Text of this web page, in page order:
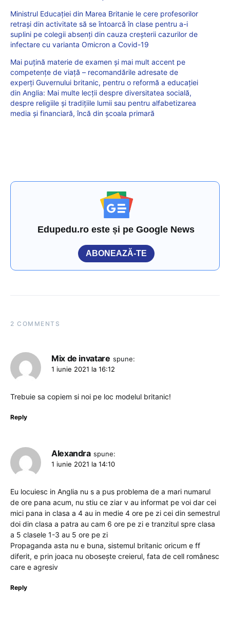
Ministrul Educației din Marea Britanie le cere profesorilor
retrași din activitate să se întoarcă în clase pentru a-i
suplini pe colegii absenți din cauza creșterii cazurilor de
infectare cu varianta Omicron a Covid-19
Mai puțină materie de examen și mai mult accent pe
competențe de viață – recomandările adresate de
experți Guvernului britanic, pentru o reformă a educației
din Anglia: Mai multe lecții despre diversitatea socială,
despre religiile și tradițiile lumii sau pentru alfabetizarea
media și financiară, încă din școala primară
Edupedu.ro este și pe Google News
ABONEAZĂ-TE
2 COMMENTS
Mix de invatare spune:
1 iunie 2021 la 16:12
Trebuie sa copiem si noi pe loc modelul britanic!
Reply
Alexandra spune:
1 iunie 2021 la 14:10
Eu locuiesc in Anglia nu s a pus problema de a mari numarul
de ore pana acum, nu stiu ce ziar v au informat pe voi dar cei
mici pana in clasa a 4 au in medie 4 ore pe zi cei din semestrul
doi din clasa a patra au cam 6 ore pe zi e tranzitul spre clasa
a 5 clasele 1-3 au 5 ore pe zi
Propaganda asta nu e buna, sistemul britanic oricum e ff
diferit, e prin joaca nu obosește creierul, fata de cell românesc
care e agresiv
Reply